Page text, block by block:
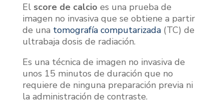
El score de calcio es una prueba de
imagen no invasiva que se obtiene a partir
de una tomografía computarizada(TC) de
ultrabaja dosis de radiación.
Es una técnica de imagen no invasiva de
unos 15 minutos de duración que no
requiere de ninguna preparación previa ni
la administración de contraste.